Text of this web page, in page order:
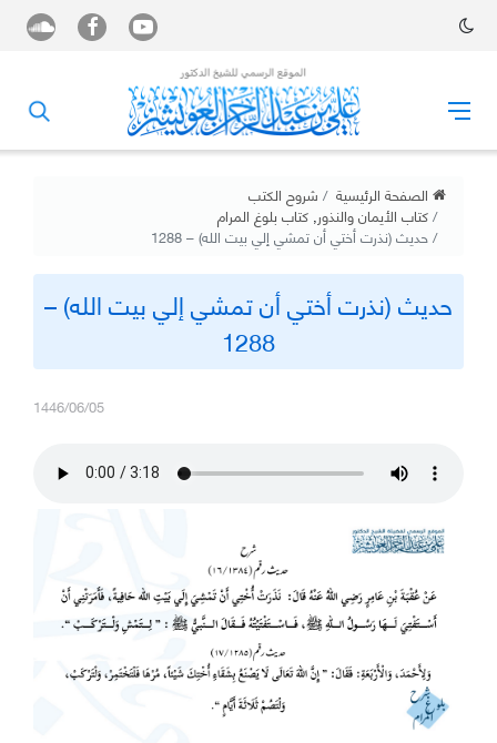
الصفحة الرئيسية شروح الكتب
كتاب الأيمان والنذور, كتاب بلوغ المرام
حديث (نذرت أختي أن تمشي إلي بيت الله) – 1288
حديث (نذرت أختي أن تمشي إلي بيت الله) –
1288
1446/06/05